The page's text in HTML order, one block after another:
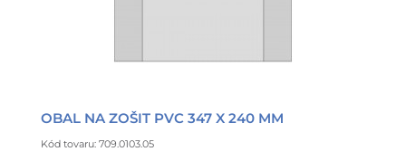
OBAL NA ZOŠIT PVC 347 X 240 MM
Kód tovaru: 709.0103.05